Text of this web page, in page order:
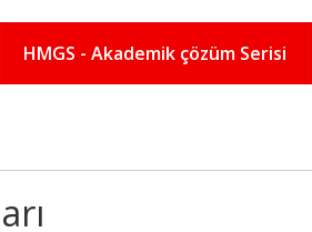
HMGS - Akademik çözüm Serisi